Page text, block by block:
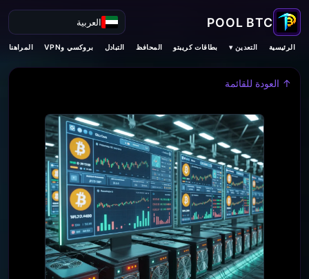
العربية
الرئيسية التعدين ▾ بطاقات كريبتو المحافظ التبادل بروكسي وVPN المراهنات
↑ العودة للقائمة